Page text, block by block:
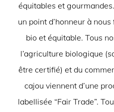
équitables et
un point d’honneur à
bio et équitable. Tous
l’agriculture biologique
être certifié) et du
cajou viennent d’une
labellisée “Fair Trade”.